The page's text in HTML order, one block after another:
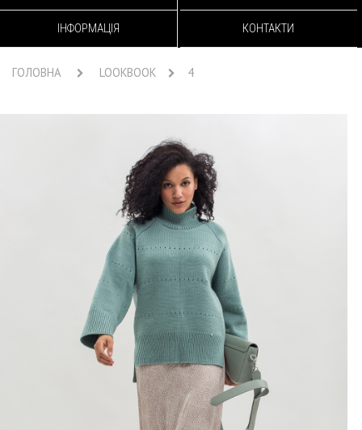
ІНФОРМАЦІЯ КОНТАКТИ
ГОЛОВНА LOOKBOOK 4